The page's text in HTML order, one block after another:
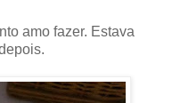
amo fazer. Estava